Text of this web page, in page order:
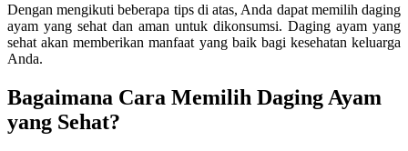
Dengan mengikuti beberapa tips di atas, Anda dapat memilih daging
ayam yang sehat dan aman untuk dikonsumsi. Daging ayam yang
sehat akan memberikan manfaat yang baik bagi kesehatan keluarga
Anda.
Bagaimana Cara Memilih Daging Ayam
yang Sehat?